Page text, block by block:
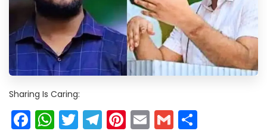
Sharing Is Caring:
Facebook
WhatsApp
Twitter
Telegram
Pinterest
EmailGmail